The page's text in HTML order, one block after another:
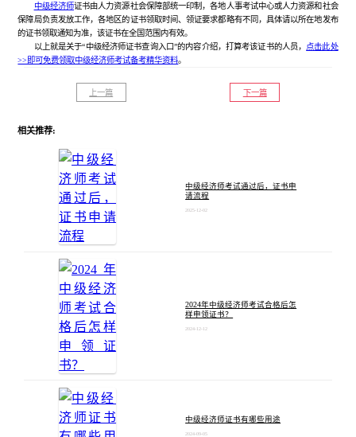
中级经济师证书由人力资源社会保障部统一印制，各地人事考试中心或人力资源和社会
保障局负责发放工作，各地区的证书领取时间、领证要求都略有不同，具体请以所在地发布
的证书领取通知为准，该证书在全国范围内有效。
以上就是关于“中级经济师证书查询入口”的内容介绍，打算考该证书的人员， 点击此处
>>即可免费领取中级经济师考试备考精华资料。
上一篇 下一篇
相关推荐:
中级经济师考试通过后，证书申
请流程
2025-12-02
2024年中级经济师考试合格后怎
样申领证书？
2024-12-12
中级经济师证书有哪些用途
2024-09-05